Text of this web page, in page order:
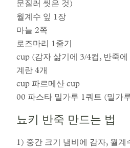
문질러 씻은 것)
월계수 잎 1장
마늘 2쪽
로즈마리 1줄기
cup (감자 삶기에 3/4컵, 반죽에
계란 4개
cup 파르메산 cup
00 파스타 밀가루 1쿼트 (밀가
뇨키 반죽 만드는 법
1) 중간 크기 냄비에 감자, 월계